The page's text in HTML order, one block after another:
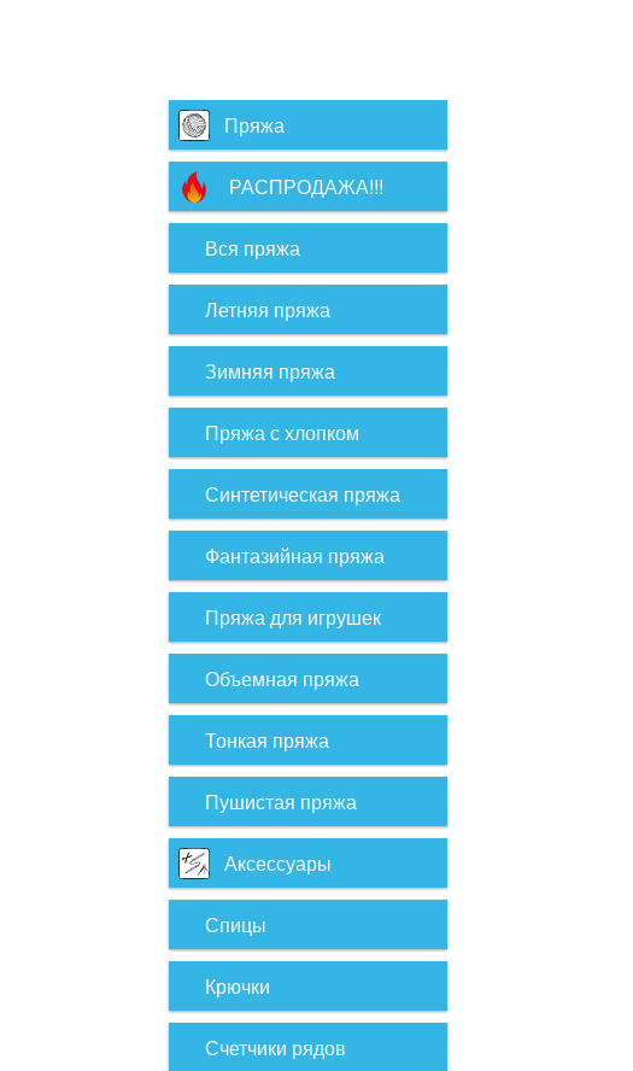
Пряжа
РАСПРОДАЖА!!!
Вся пряжа
Летняя пряжа
Зимняя пряжа
Пряжа с хлопком
Синтетическая пряжа
Фантазийная пряжа
Пряжа для игрушек
Объемная пряжа
Тонкая пряжа
Пушистая пряжа
Аксессуары
Спицы
Крючки
Счетчики рядов